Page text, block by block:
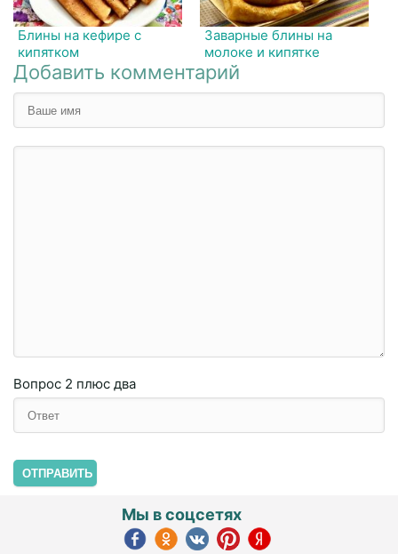
Блины на кефире с
кипятком
Заварные блины на
молоке и кипятке
Добавить комментарий
Вопрос 2 плюc двa
ОТПРАВИТЬ
Мы в соцсетях